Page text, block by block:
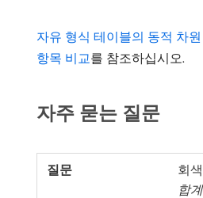
자유 형식 테이블의 동적 차
항목 비교를 참조하십시오.
자주 묻는 질문
회
합계